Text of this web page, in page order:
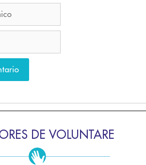
DE VOLUNTARE